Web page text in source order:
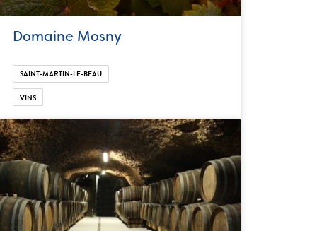
Domaine Mosny
SAINT-MARTIN-LE-BEAU
VINS